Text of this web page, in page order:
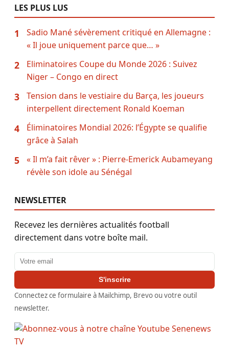
LES PLUS LUS
1
Sadio Mané sévèrement critiqué en Allemagne :
« Il joue uniquement parce que… »
2
Eliminatoires Coupe du Monde 2026 : Suivez
Niger – Congo en direct
3
Tension dans le vestiaire du Barça, les joueurs
interpellent directement Ronald Koeman
4
Éliminatoires Mondial 2026: l’Égypte se qualifie
grâce à Salah
5
« Il m’a fait rêver » : Pierre-Emerick Aubameyang
révèle son idole au Sénégal
NEWSLETTER
Recevez les dernières actualités football
directement dans votre boîte mail.
Adresse email
S'inscrire
Connectez ce formulaire à Mailchimp, Brevo ou votre outil
newsletter.